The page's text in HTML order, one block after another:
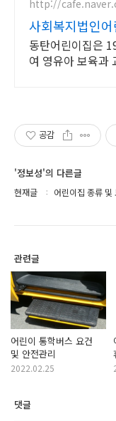
http://
사회복지법인
동탄어린이집은
여 영유아 보육과
공감
'정보성'의 다른글
현재글 어린이집 종류 및
관련글
어린이 통학버스 요건
및 안전관리
2022.02.25
댓글